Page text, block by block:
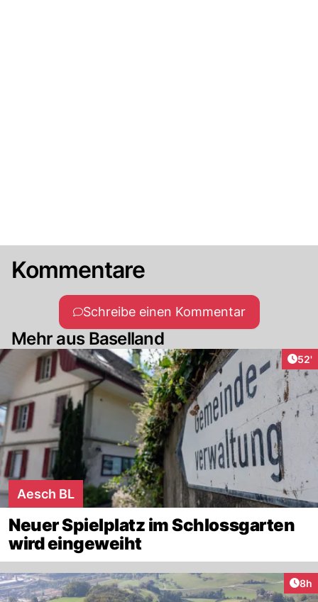
Kommentare
Schreibe einen Kommentar
Mehr aus Baselland
52'
Aesch BL
Neuer Spielplatz im Schlossgarten
wird eingeweiht
8h